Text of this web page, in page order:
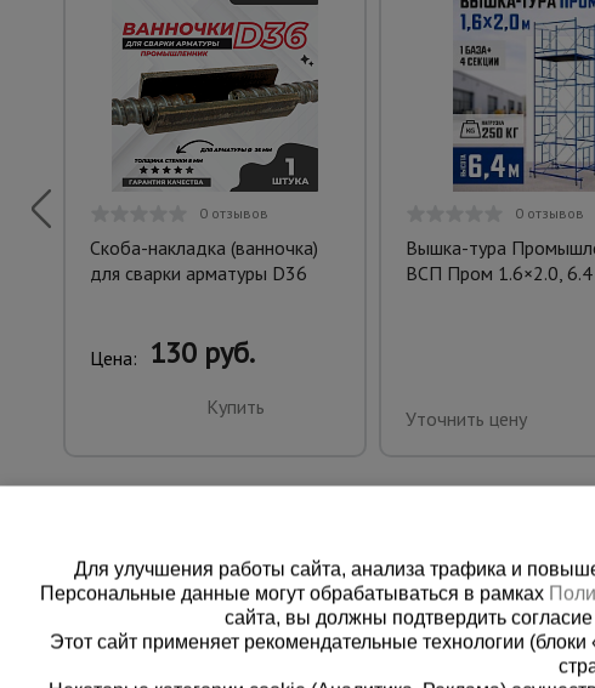
0 отзывов
Скоба-накладка (ванночка)
для сварки арматуры D36
Цена: 130 руб.
Купить
0 отзывов
Вышка-тура
ВСП Пром 1.6×2.0,
Уточнить цену
Для улучшения работы сайта, анализа трафика и
Персональные данные могут обрабатываться в рамках
сайта, вы должны подтвердить
Этот сайт применяет рекомендательные технологии